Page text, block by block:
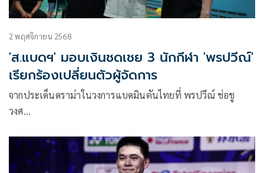
2 พฤศจิกายน 2568
'ส.แบดฯ' มอบเงินชดเชย 3 นักกีฬา 'พรปวีณ์'
เรียกร้องเปลี่ยนตัวผู้จัดการ
จากประเด็นดราม่าในวงการแบดมินตันไทยที่ พรปวีณ์ ช่อชู
วงศ…